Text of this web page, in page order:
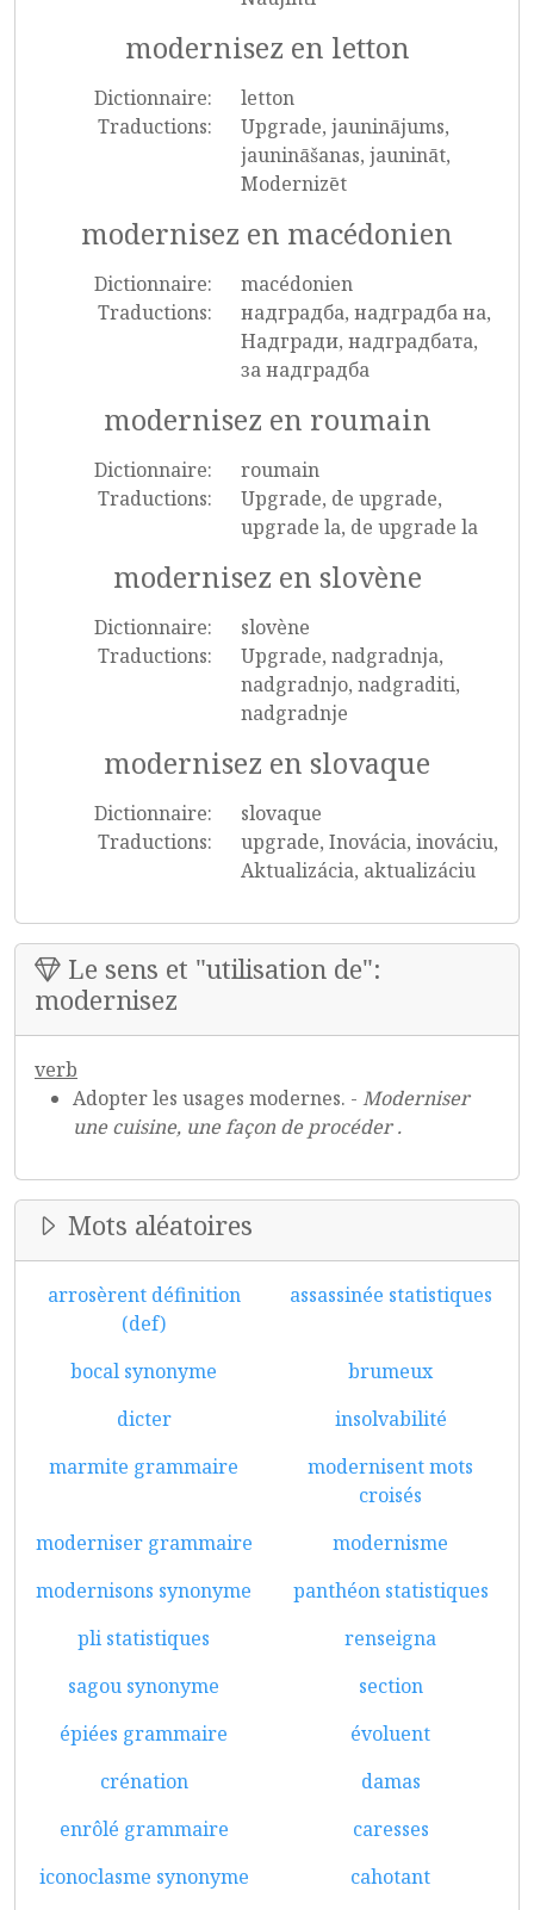
modernisez en letton
Dictionnaire:
letton
Traductions:
Upgrade, jauninājums,
jaunināšanas, jaunināt,
Modernizēt
modernisez en macédonien
Dictionnaire:
macédonien
Traductions:
надградба, надградба на,
Надгради, надградбата,
за надградба
modernisez en roumain
Dictionnaire:
roumain
Traductions:
Upgrade, de upgrade,
upgrade la, de upgrade la
modernisez en slovène
Dictionnaire:
slovène
Traductions:
Upgrade, nadgradnja,
nadgradnjo, nadgraditi,
nadgradnje
modernisez en slovaque
Dictionnaire:
slovaque
Traductions:
upgrade, Inovácia, inováciu,
Aktualizácia, aktualizáciu
Le sens et "utilisation de":
modernisez
verb
Adopter les usages modernes. - Moderniser
une cuisine, une façon de procéder .
Mots aléatoires
arrosèrent définition
(def)
assassinée statistiques
bocal synonyme
brumeux
dicter
insolvabilité
marmite grammaire
modernisent mots
croisés
moderniser grammaire
modernisme
modernisons synonyme
panthéon statistiques
pli statistiques
renseigna
sagou synonyme
section
épiées grammaire
évoluent
crénation
damas
enrôlé grammaire
caresses
iconoclasme synonyme
cahotant